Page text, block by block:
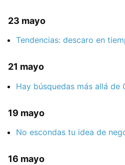
23 mayo
Tendencias: descaro en
21 mayo
Hay búsquedas más allá de
19 mayo
No escondas tu idea de
16 mayo